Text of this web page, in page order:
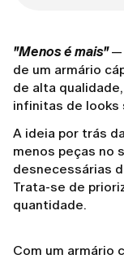
"Menos é mais"—
de um armário
de alta
infinitas de looks
A ideia por trás
menos peças no
desnecessárias
Trata-se de
quantidade.
Com um armário